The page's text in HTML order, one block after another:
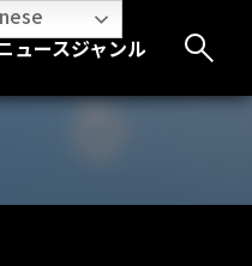
ュースジャンル